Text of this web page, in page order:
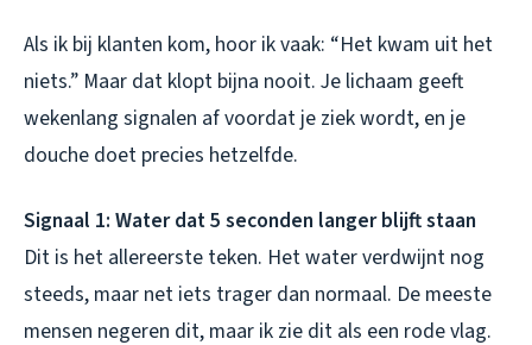
Als ik bij klanten kom, hoor ik vaak: “Het kwam uit het
niets.” Maar dat klopt bijna nooit. Je lichaam geeft
wekenlang signalen af voordat je ziek wordt, en je
douche doet precies hetzelfde.
Signaal 1: Water dat 5 seconden langer blijft staan
Dit is het allereerste teken. Het water verdwijnt nog
steeds, maar net iets trager dan normaal. De meeste
mensen negeren dit, maar ik zie dit als een rode vlag.